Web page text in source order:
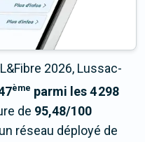
2026, Lussac-
ème parmi les 4 298
de 95,48/100
réseau déployé de